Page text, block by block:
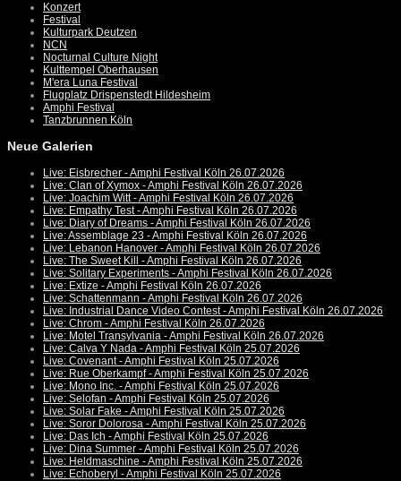
Konzert
Festival
Kulturpark Deutzen
NCN
Nocturnal Culture Night
Kulttempel Oberhausen
M'era Luna Festival
Flugplatz Drispenstedt Hildesheim
Amphi Festival
Tanzbrunnen Köln
Neue Galerien
Live: Eisbrecher - Amphi Festival Köln 26.07.2026
Live: Clan of Xymox - Amphi Festival Köln 26.07.2026
Live: Joachim Witt - Amphi Festival Köln 26.07.2026
Live: Empathy Test - Amphi Festival Köln 26.07.2026
Live: Diary of Dreams - Amphi Festival Köln 26.07.2026
Live: Assemblage 23 - Amphi Festival Köln 26.07.2026
Live: Lebanon Hanover - Amphi Festival Köln 26.07.2026
Live: The Sweet Kill - Amphi Festival Köln 26.07.2026
Live: Solitary Experiments - Amphi Festival Köln 26.07.2026
Live: Extize - Amphi Festival Köln 26.07.2026
Live: Schattenmann - Amphi Festival Köln 26.07.2026
Live: Industrial Dance Video Contest - Amphi Festival Köln 26.07.2026
Live: Chrom - Amphi Festival Köln 26.07.2026
Live: Motel Transylvania - Amphi Festival Köln 26.07.2026
Live: Calva Y Nada - Amphi Festival Köln 25.07.2026
Live: Covenant - Amphi Festival Köln 25.07.2026
Live: Rue Oberkampf - Amphi Festival Köln 25.07.2026
Live: Mono Inc. - Amphi Festival Köln 25.07.2026
Live: Selofan - Amphi Festival Köln 25.07.2026
Live: Solar Fake - Amphi Festival Köln 25.07.2026
Live: Soror Dolorosa - Amphi Festival Köln 25.07.2026
Live: Das Ich - Amphi Festival Köln 25.07.2026
Live: Dina Summer - Amphi Festival Köln 25.07.2026
Live: Heldmaschine - Amphi Festival Köln 25.07.2026
Live: Echoberyl - Amphi Festival Köln 25.07.2026